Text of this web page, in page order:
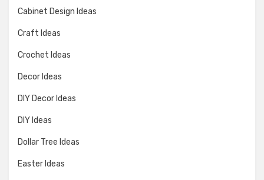
Cabinet Design Ideas
Craft Ideas
Crochet Ideas
Decor Ideas
DIY Decor Ideas
DIY Ideas
Dollar Tree Ideas
Easter Ideas